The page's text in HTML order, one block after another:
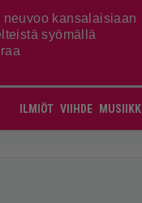
neuvoo kansalaisiaan
syömällä
ILMIÖT VIIHDE MUSIIKKI